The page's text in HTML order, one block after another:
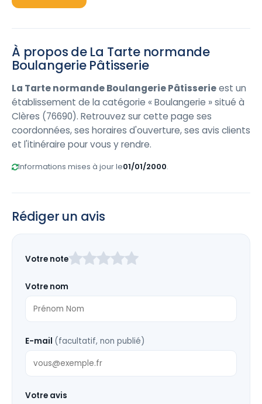
À propos de La Tarte normande
Boulangerie Pâtisserie
La Tarte normande Boulangerie Pâtisserieest un
établissement de la catégorie « Boulangerie » situé à
Clères (76690). Retrouvez sur cette page ses
coordonnées, ses horaires d'ouverture, ses avis clients
et l'itinéraire pour vous y rendre.
Informations mises à jour le01/01/2000.
Rédiger un avis
ce
vide
Votre note
Votre nom
E-mail (facultatif, non publié)
Votre avis